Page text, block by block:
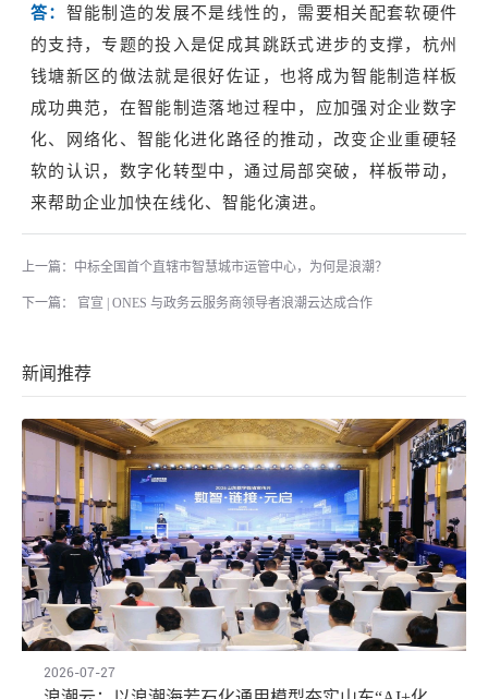
答： 智能制造的发展不是线性的，需要相关配套软硬件
的支持，专题的投入是促成其跳跃式进步的支撑，杭州
钱塘新区的做法就是很好佐证，也将成为智能制造样板
成功典范，在智能制造落地过程中，应加强对企业数字
化、网络化、智能化进化路径的推动，改变企业重硬轻
软的认识，数字化转型中，通过局部突破，样板带动，
来帮助企业加快在线化、智能化演进。
上一篇：中标全国首个直辖市智慧城市运管中心，为何是浪潮？
下一篇： 官宣 | ONES 与政务云服务商领导者浪潮云达成合作
新闻推荐
2026-07-27